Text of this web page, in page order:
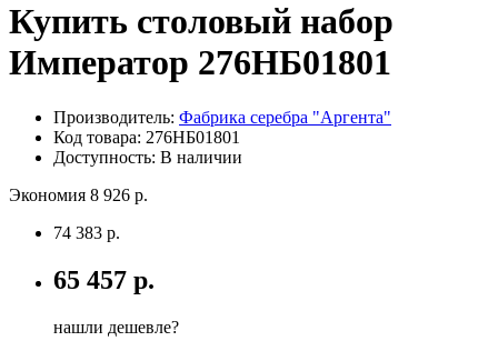
Купить столовый набор
Император 276НБ01801
Производитель: Фабрика серебра "Аргента"
Код товара: 276НБ01801
Доступность: В наличии
Экономия 8 926 р.
74 383 р.
65 457 р.
нашли дешевле?